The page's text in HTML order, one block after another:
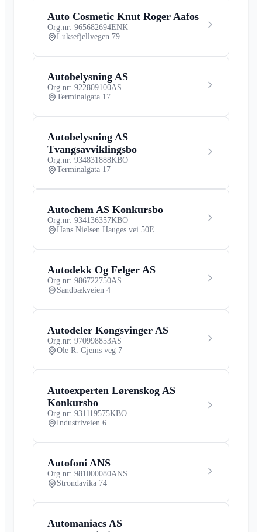
Auto Cosmetic Knut Roger Aafos
Org.nr: 965682694ENK
Luksefjellvegen 79
Autobelysning AS
Org.nr: 922809100AS
Terminalgata 17
Autobelysning AS
Tvangsavviklingsbo
Org.nr: 934831888KBO
Terminalgata 17
Autochem AS Konkursbo
Org.nr: 934136357KBO
Hans Nielsen Hauges vei 50E
Autodekk Og Felger AS
Org.nr: 986722750AS
Sandbækveien 4
Autodeler Kongsvinger AS
Org.nr: 970998853AS
Ole R. Gjems veg 7
Autoexperten Lørenskog AS
Konkursbo
Org.nr: 931119575KBO
Industriveien 6
Autofoni ANS
Org.nr: 981000080ANS
Strondavika 74
Automaniacs AS